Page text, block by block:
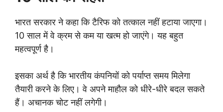
भारत सरकार ने कहा कि टैरिफ को तत्काल नहीं हटाया जाएगा।
10 साल में वे क्रम से कम या खत्म हो जाएंगे। यह बहुत
महत्वपूर्ण है।
इसका अर्थ है कि भारतीय कंपनियों को पर्याप्त समय मिलेगा
तैयारी करने के लिए। वे अपने माहौल को धीरे-धीरे बदल सकते
हैं। अचानक चोट नहीं लगेगी।